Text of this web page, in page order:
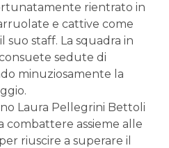
rientrato in
e cattive come
suo staff. La squadra in
sedute di
minuziosamente la
Laura Pellegrini Bettoli
assieme alle
riuscire a superare il